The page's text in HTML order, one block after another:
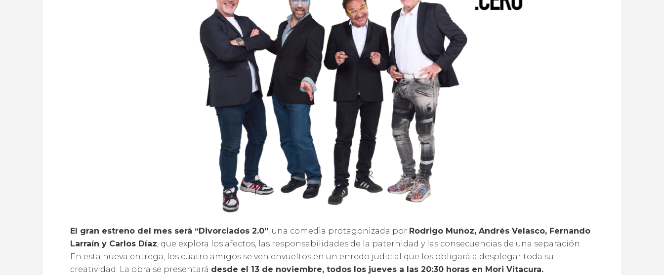
El gran estreno del mes será “Divorciados 2.0”, una comedia protagonizada por Rodrigo Muñoz, Andrés Velasco, Fernando
Larraín y Carlos Díaz, que explora los afectos, las responsabilidades de la paternidad y las consecuencias de una separación.
En esta nueva entrega, los cuatro amigos se ven envueltos en un enredo judicial que los obligará a desplegar toda su
creatividad. La obra se presentará desde el 13 de noviembre, todos los jueves a las 20:30 horas en Mori Vitacura.